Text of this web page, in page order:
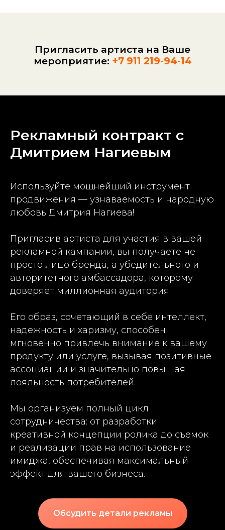
Пригласить артиста на Ваше
мероприятие: +7 911 219-94-14
Рекламный контракт с
Дмитрием Нагиевым
Используйте мощнейший инструмент
продвижения — узнаваемость и народную
любовь Дмитрия Нагиева!
Пригласив артиста для участия в вашей
рекламной кампании, вы получаете не
просто лицо бренда, а убедительного и
авторитетного амбассадора, которому
доверяет миллионная аудитория.
Его образ, сочетающий в себе интеллект,
надежность и харизму, способен
мгновенно привлечь внимание к вашему
продукту или услуге, вызывая позитивные
ассоциации и значительно повышая
лояльность потребителей.
Мы организуем полный цикл
сотрудничества: от разработки
креативной концепции ролика до съемок
и реализации прав на использование
имиджа, обеспечивая максимальный
эффект для вашего бизнеса.
Обсудить детали рекламы